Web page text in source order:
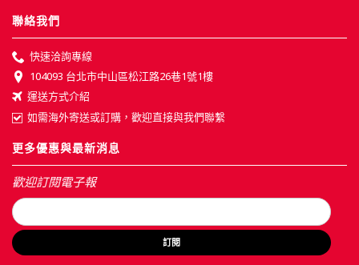
聯絡我們
快速洽詢專線
104093 台北市中山區松江路26巷1號1樓
運送方式介紹
如需海外寄送或訂購，歡迎直接與我們聯繫
更多優惠與最新消息
歡迎訂閱電子報
訂閱